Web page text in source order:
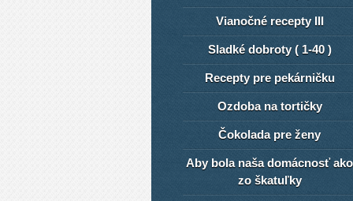
Vianočné recepty III
Sladké dobroty ( 1-40 )
Recepty pre pekárničku
Ozdoba na tortičky
Čokolada pre ženy
Aby bola naša domácnosť ako
zo škatuľky